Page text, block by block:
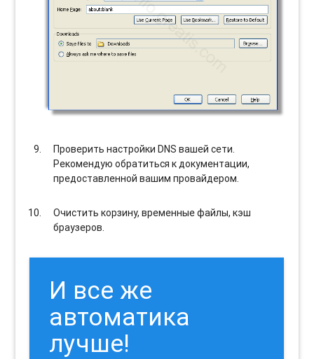
Проверить настройки DNS вашей сети.
Рекомендую обратиться к документации,
предоставленной вашим провайдером.
Очистить корзину, временные файлы, кэш
браузеров.
И все же
автоматика
лучше!